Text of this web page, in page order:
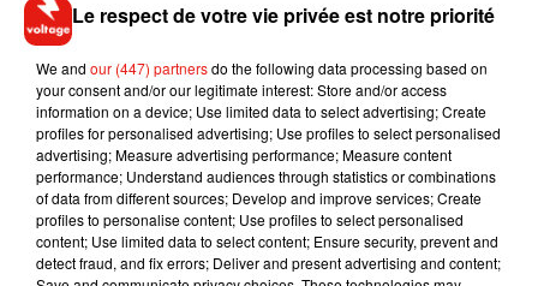
Musique
3 août 2026
Fred again.. et Latin Mafia dévoilent enfin
leur mixtape créée en...
Le respect de votre vie privée est notre priorité
We and our (447) partnersdo the following data processing based on
your consent and/or our legitimate interest: Store and/or access
information on a device; Use limited data to select advertising; Create
profiles for personalised advertising; Use profiles to select personalised
advertising; Measure advertising performance; Measure content
performance; Understand audiences through statistics or combinations
of data from different sources; Develop and improve services; Create
profiles to personalise content; Use profiles to select personalised
content; Use limited data to select content; Ensure security, prevent and
detect fraud, and fix errors; Deliver and present advertising and content;